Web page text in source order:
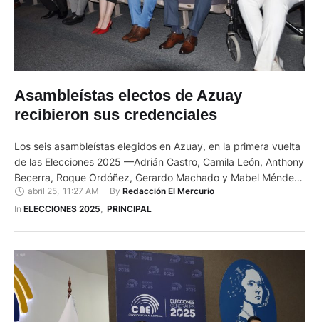
recibieron sus credenciales
de las Elecciones 2025 —Adrián Castro, Camila León, Anthony
Becerra, Roque Ordóñez, Gerardo Machado y Mabel Méndez
—, recibieron sus credenciales por parte del Consejo Nacional
Electoral. El evento se llevó a cabo la mañana de este 25 de
abril de 2025, en el Teatro Pumapungo, …
abril 25 , 11:27 AM By Redacción El Mercurio
In ELECCIONES 2025 PRINCIPAL